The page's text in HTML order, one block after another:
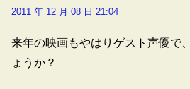
2011 年 12 月 08 日 21:04
来年の映画もやはりゲスト声優で
ょうか？